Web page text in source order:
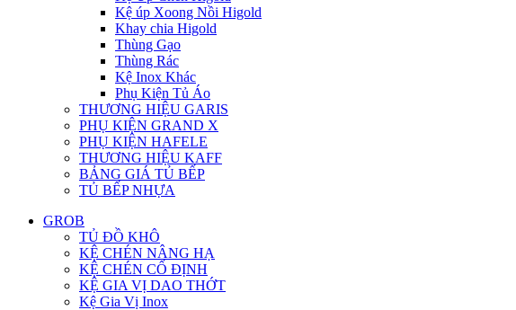
Kệ úp Xoong Nồi Higold
Khay chia Higold
Thùng Gạo
Thùng Rác
Kệ Inox Khác
Phụ Kiện Tủ Áo
THƯƠNG HIỆU GARIS
PHỤ KIỆN GRAND X
PHỤ KIỆN HAFELE
THƯƠNG HIỆU KAFF
BẢNG GIÁ TỦ BẾP
TỦ BẾP NHỰA
GROB
TỦ ĐỒ KHÔ
KỆ CHÉN NÂNG HẠ
KỆ CHÉN CỐ ĐỊNH
KỆ GIA VỊ DAO THỚT
Kệ Gia Vị Inox